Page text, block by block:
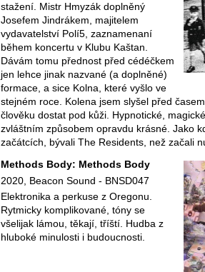
stažení. Mistr Hmyzák doplněný
Josefem Jindrákem, majitelem
vydavatelství Polí5, zaznamenaní
během koncertu v Klubu Kaštan.
Dávám tomu přednost před cédéčkem
jen lehce jinak nazvané (a doplněné)
formace, a sice Kolna, které vyšlo ve
stejném roce. Kolena jsem slyšel před
člověku dostat pod kůži. Hypnotické,
zvláštním způsobem opravdu krásné. Jako
začátcích, bývali The Residents, než začali
Methods Body: Methods Body
2020, Beacon Sound ‎- BNSD047
Elektronika a perkuse z Oregonu.
Rytmicky komplikované, tóny se
všelijak lámou, těkají, tříští. Hudba z
hluboké minulosti i budoucnosti.